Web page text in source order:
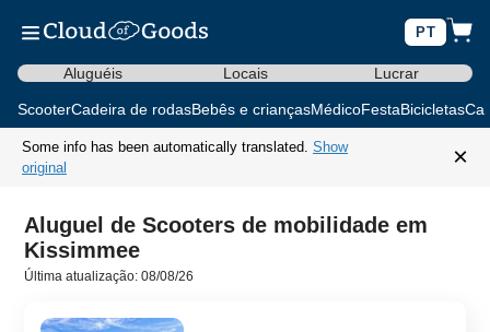
PT
Aluguéis Locais Lucrar
ScooterCadeira de rodasBebês e criançasMédicoFestaBicicletas
Some info has been automatically translated. Show
original
×
Aluguel de Scooters de mobilidade em
Kissimmee
Última atualização: 08/08/26